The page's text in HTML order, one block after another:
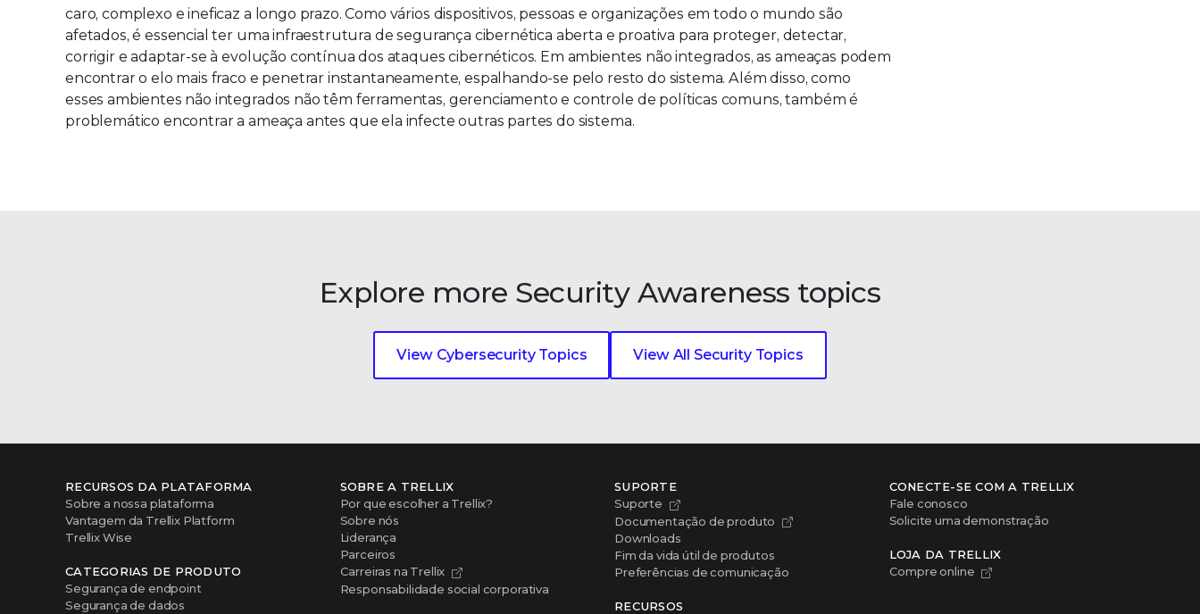
caro, complexo e ineficaz a longo prazo. Como vários dispositivos, pessoas e organizações em todo o mundo são
afetados, é essencial ter uma infraestrutura de segurança cibernética aberta e proativa para proteger, detectar,
corrigir e adaptar-se à evolução contínua dos ataques cibernéticos. Em ambientes não integrados, as ameaças podem
encontrar o elo mais fraco e penetrar instantaneamente, espalhando-se pelo resto do sistema. Além disso, como
esses ambientes não integrados não têm ferramentas, gerenciamento e controle de políticas comuns, também é
problemático encontrar a ameaça antes que ela infecte outras partes do sistema.
Explore more Security Awareness topics
View Cybersecurity Topics View All Security Topics
RECURSOS DA PLATAFORMA
Sobre a nossa plataforma
Vantagem da Trellix Platform
Trellix Wise
CATEGORIAS DE PRODUTO
Segurança de endpoint
Segurança de dados
SOBRE A TRELLIX
Por que escolher a Trellix?
Sobre nós
Liderança
Parceiros
Carreiras na Trellix
Responsabilidade social corporativa
SUPORTE
Suporte
Documentação de produto
Downloads
Fim da vida útil de produtos
Preferências de comunicação
RECURSOS
CONECTE-SE COM A TRELLIX
Fale conosco
Solicite uma demonstração
LOJA DA TRELLIX
Compre online